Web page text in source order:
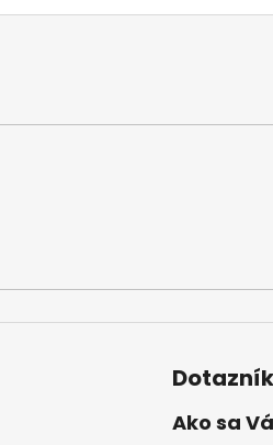
Dotazník
Ako sa